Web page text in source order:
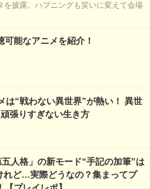
を披露。ハプニングも笑いに変えて会場
可能なアニメを紹介！
は“戦わない異世界”が熱い！ 異世
張りすぎない生き方
五人格」の新モード“手記の加筆”は
れど…実際どうなの？集まってプ